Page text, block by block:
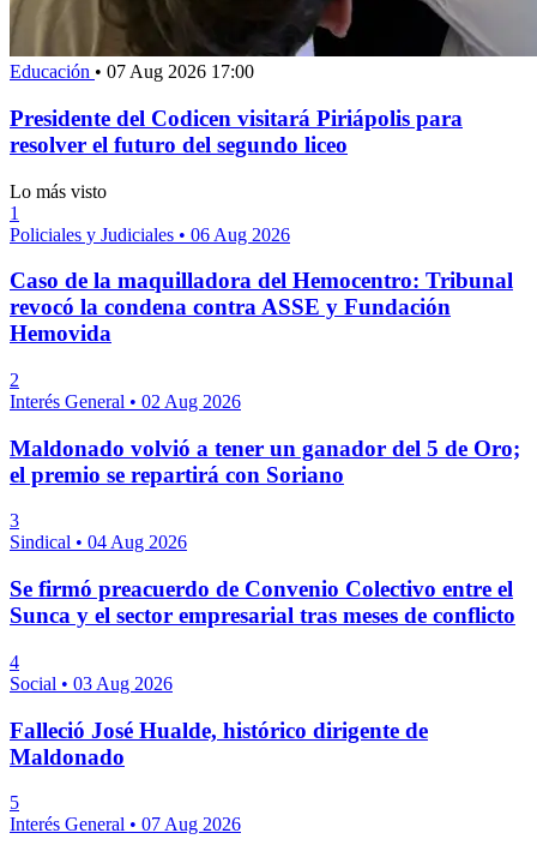
Educación • 07 Aug 2026 17:00
Presidente del Codicen visitará Piriápolis para
resolver el futuro del segundo liceo
Lo más visto
1
Policiales y Judiciales • 06 Aug 2026
Caso de la maquilladora del Hemocentro: Tribunal
revocó la condena contra ASSE y Fundación
Hemovida
2
Interés General • 02 Aug 2026
Maldonado volvió a tener un ganador del 5 de Oro;
el premio se repartirá con Soriano
3
Sindical • 04 Aug 2026
Se firmó preacuerdo de Convenio Colectivo entre el
Sunca y el sector empresarial tras meses de conflicto
4
Social • 03 Aug 2026
Falleció José Hualde, histórico dirigente de
Maldonado
5
Interés General • 07 Aug 2026